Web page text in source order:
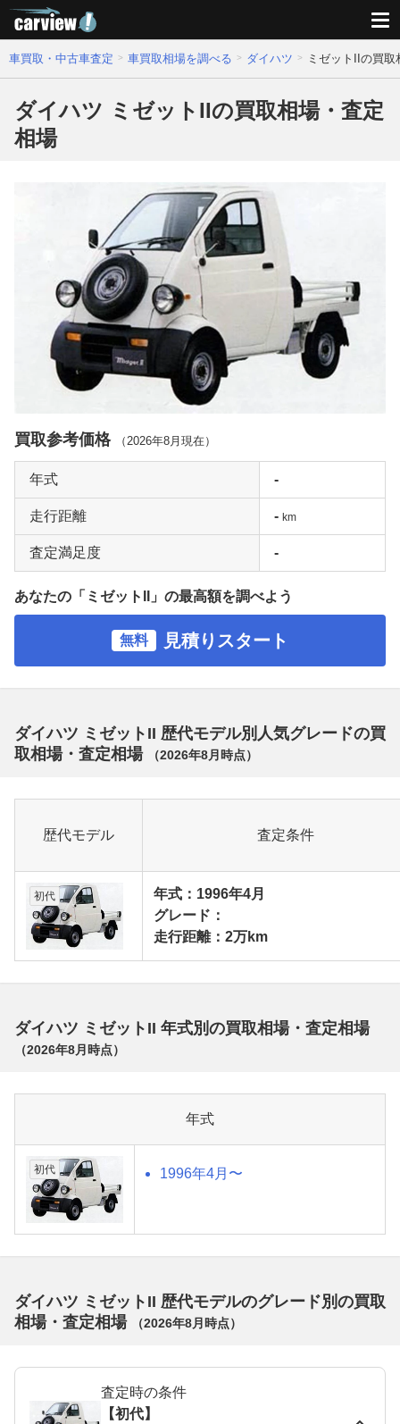
車買取・中古車査定 車買取相場を調べる ダイハツ ミゼットIIの買
ダイハツ ミゼットIIの買取相場・査定
相場
買取参考価格 （ 2026年8月 現在）
年式 -
走行距離 - km
査定満足度 -
あなたの「ミゼットII」の最高額を調べよう
無料 見積りスタート
ダイハツ ミゼットII 歴代モデル別人気グレードの買
取相場・査定相場
（2026年8月 時点）
歴代モデル 査定条件
初代
年式：1996年4月
グレード：
走行距離：2万km
ダイハツ ミゼットII 年式別の買取相場・査定相場
（2026年8月 時点）
年式
初代 1996年4月〜
ダイハツ ミゼットII 歴代モデルのグレード別の買取
相場・査定相場
（2026年8月 時点）
査定時の条件
【初代】